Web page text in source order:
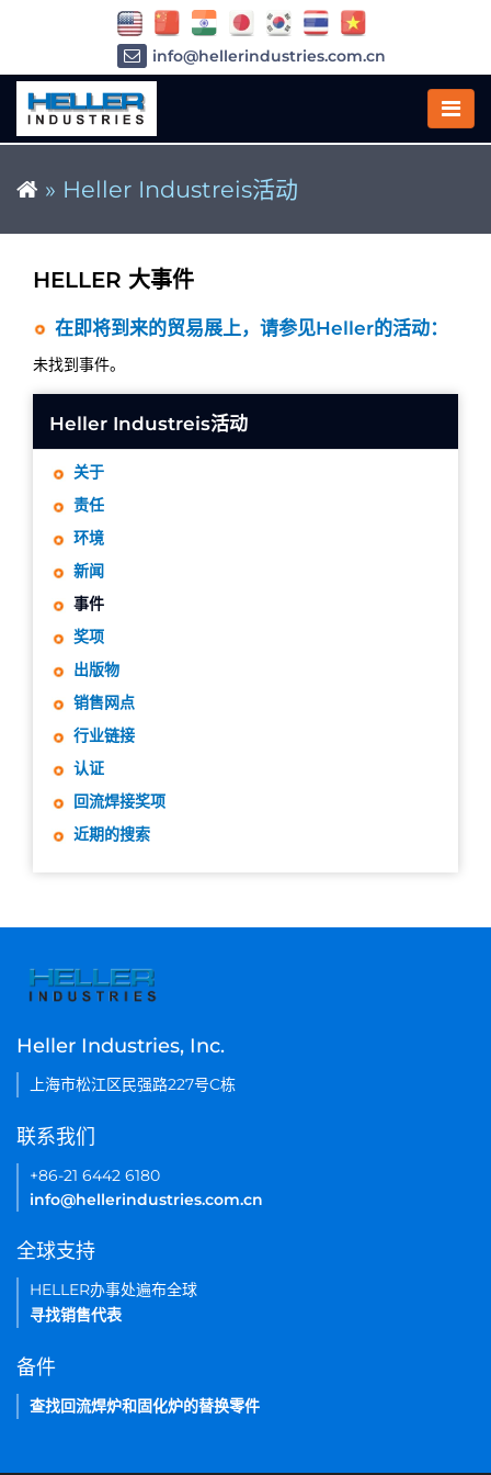
» Heller Industreis活动
HELLER 大事件
在即将到来的贸易展上，请参见Heller的活动：
未找到事件。
Heller Industreis活动
关于
责任
环境
新闻
事件
奖项
出版物
销售网点
行业链接
认证
回流焊接奖项
近期的搜索
info@hellerindustries.com.cn
Heller Industries, Inc.
上海市松江区民强路227号C栋
联系我们
+86-21 6442 6180
info@hellerindustries.com.cn
全球支持
HELLER办事处遍布全球
寻找销售代表
备件
查找回流焊炉和固化炉的替换零件